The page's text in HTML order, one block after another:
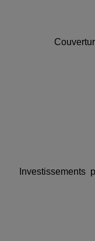
Investissements